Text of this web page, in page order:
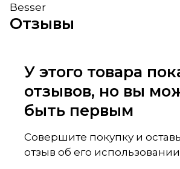
Besser
Отзывы
У этого товара
отзывов, но вы
быть первым
Совершите покупку и
отзыв об его использовании